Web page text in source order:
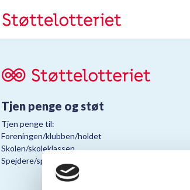
Tjen penge og støt
Tjen penge til:
Foreningen/klubben/holdet
Skolen/skoleklassen
Spejdere/spejdergruppen/FDF’ere, m.fl.